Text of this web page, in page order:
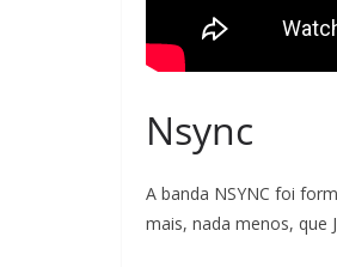
Nsync
A banda NSYNC foi
mais, nada menos, que